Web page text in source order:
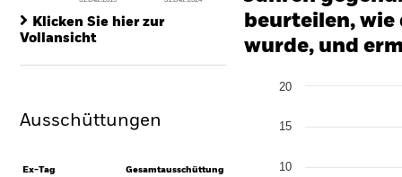
Klicken Sie hier zur
Vollansicht
Ausschüttungen
Ex-Tag Gesamtausschüttung
beurteilen,
wurde, und
Bar chart with 2 data
The chart has 1 Y axis
10
15
20